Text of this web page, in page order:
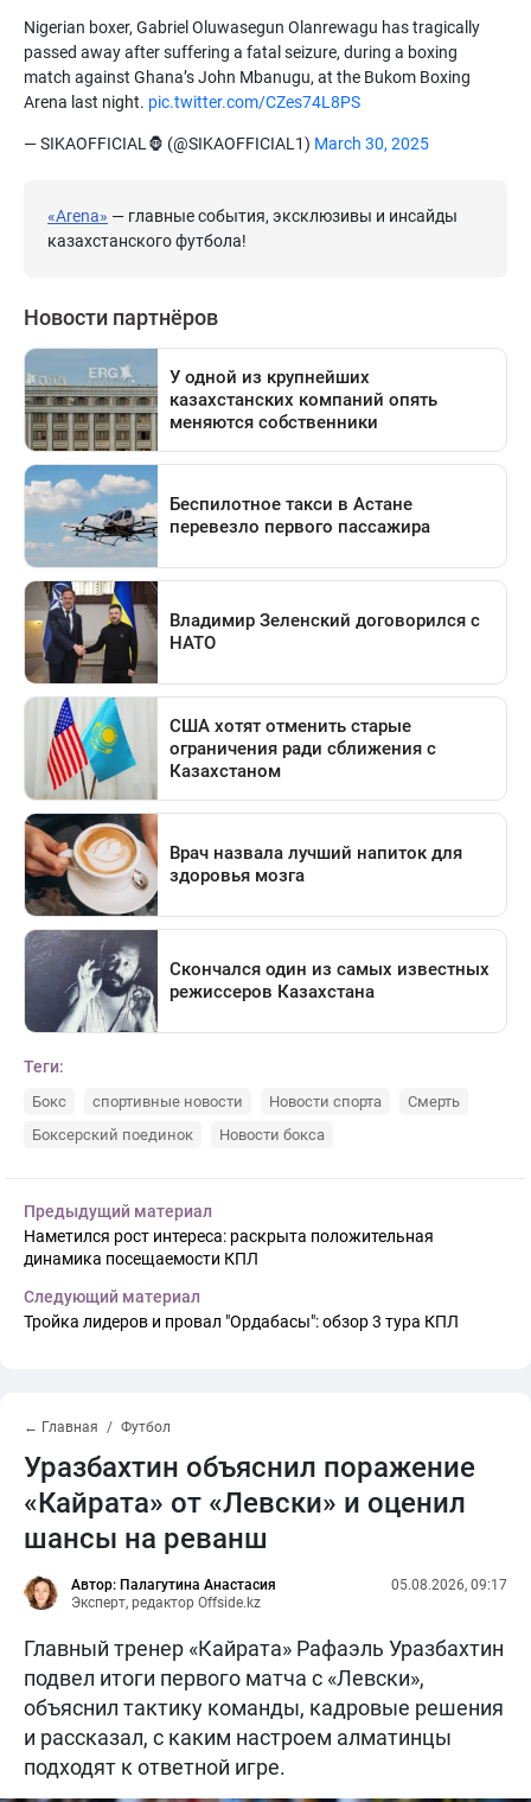
Nigerian boxer, Gabriel Oluwasegun Olanrewagu has tragically
passed away after suffering a fatal seizure, during a boxing
match against Ghana’s John Mbanugu, at the Bukom Boxing
Arena last night. pic.twitter.com/CZes74L8PS
— SIKAOFFICIAL🦍 (@SIKAOFFICIAL1) March 30, 2025
«Arena» — главные события, эксклюзивы и инсайды
казахстанского футбола!
Теги:
Бокс спортивные новости Новости спорта
Смерть
Боксерский поединок
Новости бокса
Предыдущий материал
Наметился рост интереса: раскрыта положительная
динамика посещаемости КПЛ
Следующий материал
Тройка лидеров и провал "Ордабасы": обзор 3 тура КПЛ
← Главная Футбол
Уразбахтин объяснил поражение
«Кайрата» от «Левски» и оценил
шансы на реванш
Автор: Палагутина Анастасия
Эксперт, редактор Offside.kz
05.08.2026, 09:17
Главный тренер «Кайрата» Рафаэль Уразбахтин
подвел итоги первого матча с «Левски»,
объяснил тактику команды, кадровые решения
и рассказал, с каким настроем алматинцы
подходят к ответной игре.